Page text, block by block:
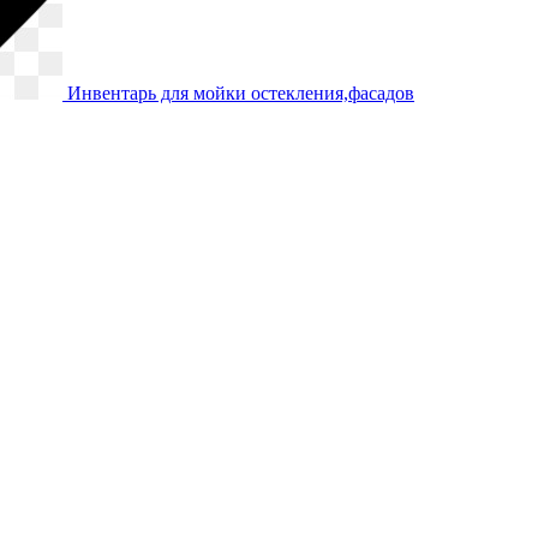
Инвентарь для мойки остекления,фасадов